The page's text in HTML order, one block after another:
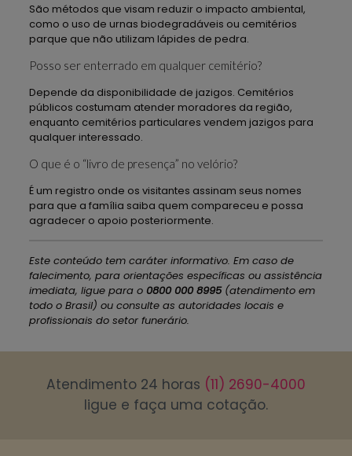
São métodos que visam reduzir o impacto ambiental,
como o uso de urnas biodegradáveis ou cemitérios
parque que não utilizam lápides de pedra.
Posso ser enterrado em qualquer cemitério?
Depende da disponibilidade de jazigos. Cemitérios
públicos costumam atender moradores da região,
enquanto cemitérios particulares vendem jazigos para
qualquer interessado.
O que é o “livro de presença” no velório?
É um registro onde os visitantes assinam seus nomes
para que a família saiba quem compareceu e possa
agradecer o apoio posteriormente.
Este conteúdo tem caráter informativo. Em caso de
falecimento, para orientações específicas ou assistência
imediata, ligue para o 0800 000 8995(atendimento em
todo o Brasil) ou consulte as autoridades locais e
profissionais do setor funerário.
Atendimento 24 horas (11) 2690-4000
ligue e faça uma cotação.